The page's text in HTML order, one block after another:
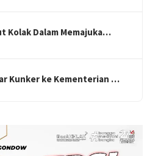
Kolak Dalam Memajuka…
Kunker ke Kementerian …